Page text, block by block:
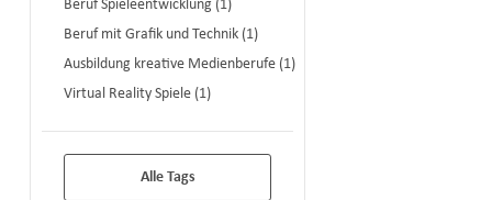
Beruf Spieleentwicklung (1)
Beruf mit Grafik und Technik (1)
Ausbildung kreative Medienberufe (1)
Virtual Reality Spiele (1)
Alle Tags